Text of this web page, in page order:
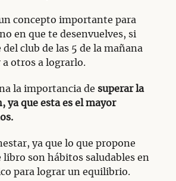
concepto importante para
en que te desenvuelves, si
del club de las 5 de la mañana
a otros a lograrlo.
la importancia de superar la
ya que esta es el mayor
ya que lo que propone
libro son hábitos saludables en
para lograr un equilibrio.